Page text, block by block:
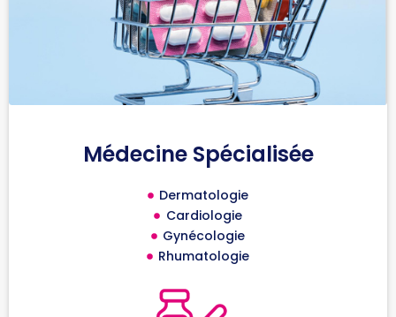
Médecine Spécialisée
Dermatologie
Cardiologie
Gynécologie
Rhumatologie